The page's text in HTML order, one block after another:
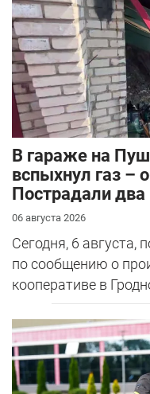
В гараже на
вспыхнул газ –
Пострадали два
06 августа 2026
Сегодня, 6 августа,
по сообщению о
кооперативе в